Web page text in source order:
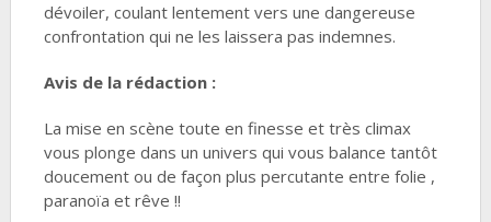
dévoiler, coulant lentement vers une dangereuse
confrontation qui ne les laissera pas indemnes.
Avis de la rédaction :
La mise en scène toute en finesse et très climax
vous plonge dans un univers qui vous balance tantôt
doucement ou de façon plus percutante entre folie ,
paranoïa et rêve !!